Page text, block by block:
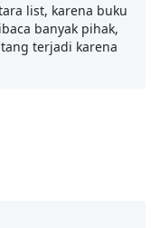
list, karena buku
banyak pihak,
terjadi karena